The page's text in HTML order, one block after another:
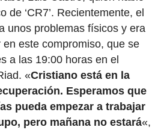
de ‘CR7’. Recientemente, el
unos problemas físicos y era
este compromiso, que se
a las 19:00 horas en el
«Cristiano está en la
Esperamos que
pueda empezar a trabajar
pero mañana no estará«,